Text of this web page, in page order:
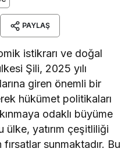
PAYLAŞ
istikrarı ve doğal
Şili, 2025 yılı
giren önemli bir
hükümet politikaları
odaklı büyüme
ülke, yatırım çeşitliliği
sunmaktadır. Bu